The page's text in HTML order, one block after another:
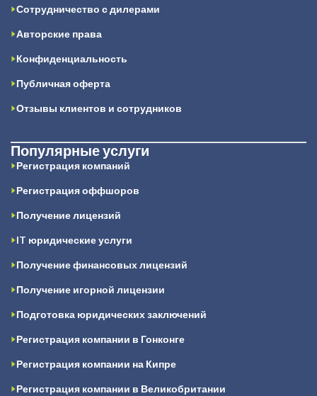
Сотрудничество с дилерами
Авторские права
Конфиденциальность
Публичная оферта
Отзывы клиентов и сотрудников
Популярные услуги
Регистрация компаний
Регистрация оффшоров
Получение лицензий
IT юридические услуги
Получение финансовых лицензий
Получение игорной лицензии
Подготовка юридических заключений
Регистрация компании в Гонконге
Регистрация компании на Кипре
Регистрация компании в Великобритании